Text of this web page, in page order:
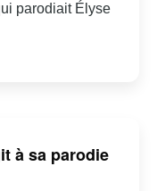
parodiait Élyse
à sa parodie